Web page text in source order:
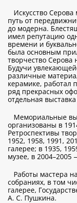
Искусство
путь от
до модерна.
имел репутацию
времени и
была основным
творчество Серова
Будучи
различные
керамике, работал
ряд прекрасных
отдельная
Мемориальные
организованы в
Ретроспективы
1952, 1958, 1991,
галерее; в 1935,
музее, в
Работы мастера
собраниях, в том
галерее,
А. С. Пушкина.